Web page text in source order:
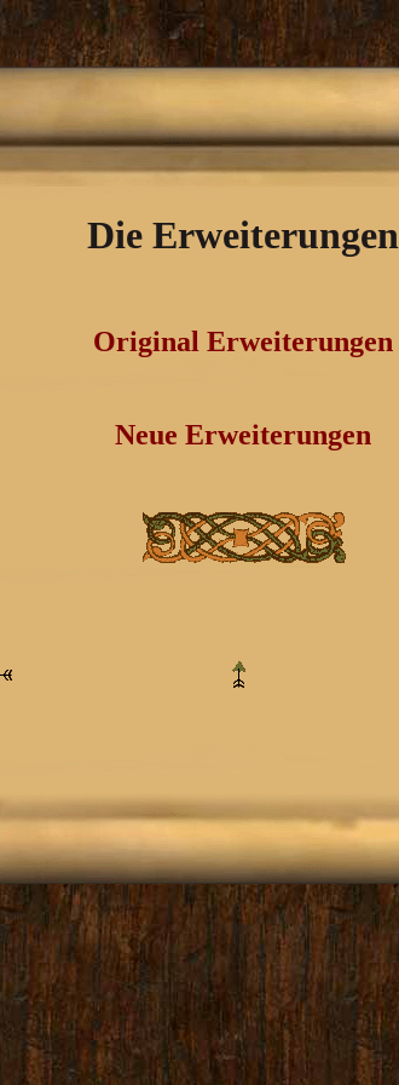
Die Erweiterungen
Original Erweiterungen
Neue Erweiterungen